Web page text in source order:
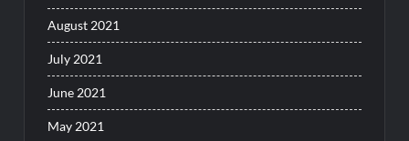
August 2021
July 2021
June 2021
May 2021